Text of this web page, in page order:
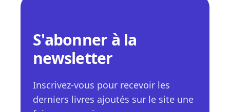
S'abonner à la
newsletter
Inscrivez-vous pour recevoir les
derniers livres ajoutés sur le site une